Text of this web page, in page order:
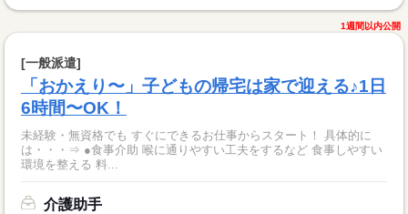
1週間以内公開
[一般派遣]
「おかえり〜」子どもの帰宅は家で迎える♪1日
6時間〜OK！
未経験・無資格でも すぐにできるお仕事からスタート！ 具体的に
は・・・⇒ ●食事介助 喉に通りやすい工夫をするなど 食事しやすい
環境を整える 料...
介護助手